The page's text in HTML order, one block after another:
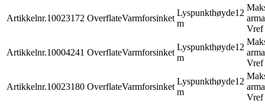
Artikkelnr.10023172 OverflateVarmforsinket
Lyspunkthøyde12
m
Vref
Artikkelnr.10004241 OverflateVarmforsinket
Lyspunkthøyde12
m
Vref
Artikkelnr.10023180 OverflateVarmforsinket
Lyspunkthøyde12
m
Vref